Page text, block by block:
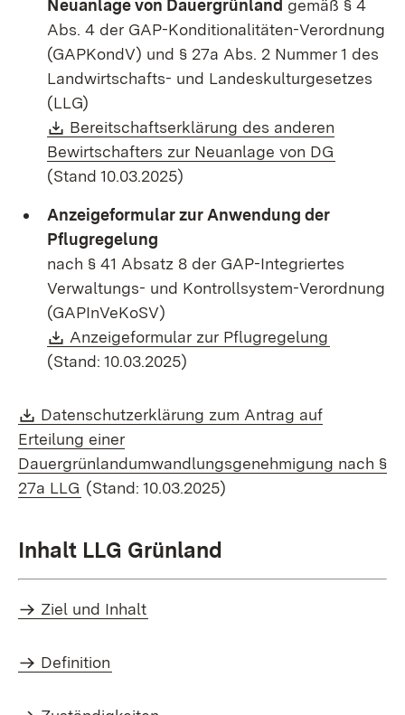
Neuanlage von Dauergrünland gemäß § 4
Abs. 4 der GAP-Konditionalitäten-Verordnung
(GAPKondV) und § 27a Abs. 2 Nummer 1 des
Landwirtschafts- und Landeskulturgesetzes
(LLG)
Download:
Bereitschaftserklärung des anderen
Bewirtschafters zur Neuanlage von DG
(Stand 10.03.2025)
Anzeigeformular zur Anwendung der
Pflugregelung
nach § 41 Absatz 8 der GAP-Integriertes
Verwaltungs- und Kontrollsystem-Verordnung
(GAPInVeKoSV)
Download:
Anzeigeformular zur Pflugregelung
(Stand: 10.03.2025)
Download:
Datenschutzerklärung zum Antrag auf
Erteilung einer
Dauergrünlandumwandlungsgenehmigung nach §
27a LLG (Öffnet in neuem Fenster)
(Stand: 10.03.2025)
Inhalt LLG Grünland
Ziel und Inhalt
Definition